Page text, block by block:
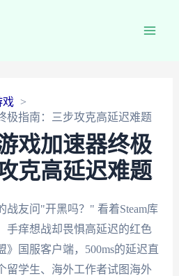
戏
极指南：三步攻克高延迟难题
戏加速器终极
克高延迟难题
战友问"开黑吗？" 看着Steam库
手痒想战却畏惧高延迟的红色
》国服客户端，500ms的延迟直
学生、海外工作者试图海外